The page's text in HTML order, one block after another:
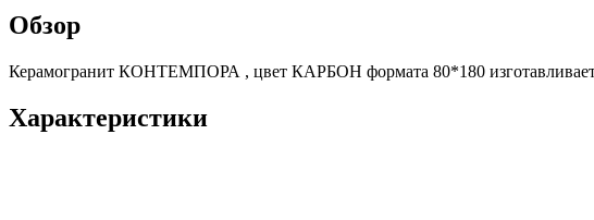
Обзор
Керамогранит КОНТЕМПОРА , цвет КАРБОН формата 80*180
Характеристики